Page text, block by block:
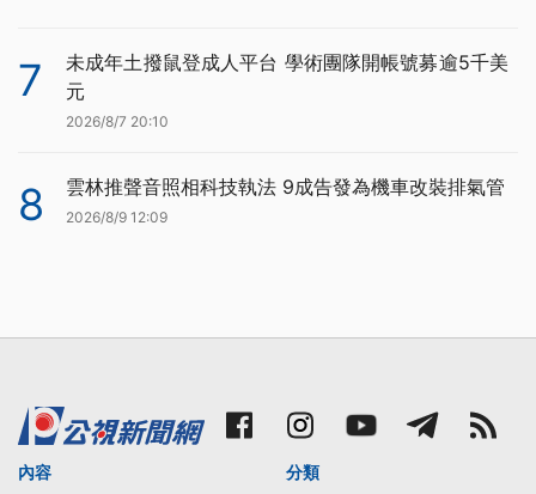
7
未成年土撥鼠登成人平台 學術團隊開帳號募逾5千美
元
2026/8/7 20:10
8 雲林推聲音照相科技執法 9成告發為機車改裝排氣管
2026/8/9 12:09
內容
分類